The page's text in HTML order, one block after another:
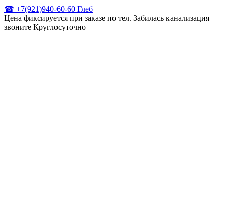
☎ +7(921)940-60-60 Глеб
Цена фиксируется при заказе по тел. Забилась канализация
звоните Круглосуточно